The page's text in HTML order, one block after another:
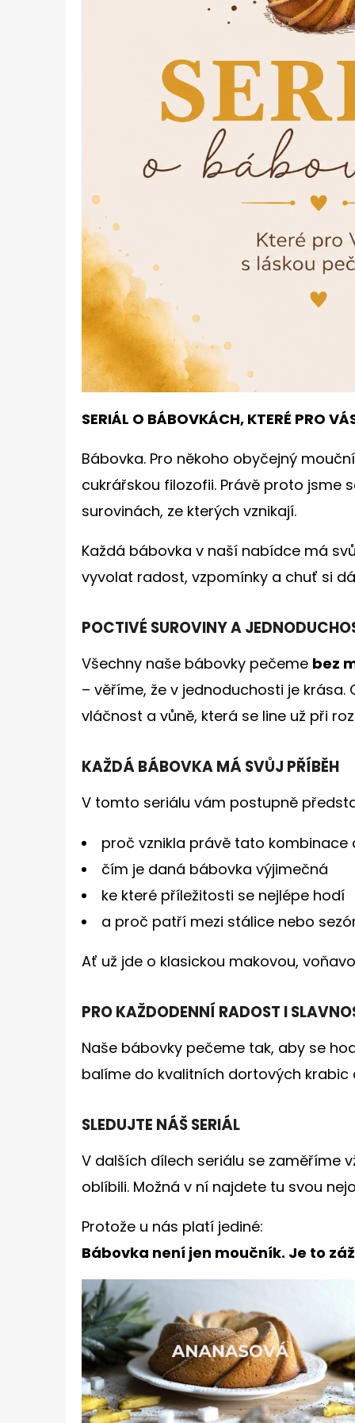
SERIÁL O BÁBOVKÁCH, KTERÉ PRO
Bábovka. Pro někoho obyčejný
cukrářskou filozofii. Právě proto jsme
surovinách, ze kterých vznikají.
Každá bábovka v naší nabídce má
vyvolat radost, vzpomínky a chuť si
POCTIVÉ SUROVINY A
Všechny naše bábovky pečeme bez
– věříme, že v jednoduchosti je
vláčnost a vůně, která se line už při
KAŽDÁ BÁBOVKA MÁ SVŮJ PŘÍBĚH
V tomto seriálu vám postupně
proč vznikla právě tato kombinace
čím je daná bábovka výjimečná
ke které příležitosti se nejlépe hodí
a proč patří mezi stálice nebo
Ať už jde o klasickou makovou,
PRO KAŽDODENNÍ RADOST I
Naše bábovky pečeme tak, aby se
balíme do kvalitních dortových
SLEDUJTE NÁŠ SERIÁL
V dalších dílech seriálu se zaměříme
oblíbili. Možná v ní najdete tu svou
Protože u nás platí jediné:
Bábovka není jen moučník. Je to
V
Ý
P
I
S